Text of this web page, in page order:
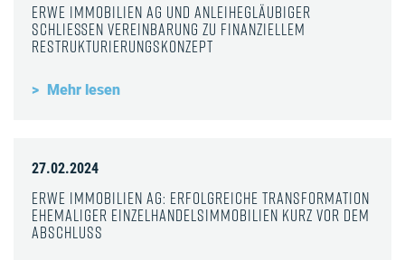
ERWE Immobilien AG und Anleihegläubiger
schließen Vereinbarung zu finanziellem
Restrukturierungskonzept
Mehr lesen
27.02.2024
ERWE Immobilien AG: Erfolgreiche Transformation
ehemaliger Einzelhandelsimmobilien kurz vor dem
Abschluss